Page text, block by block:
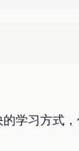
学习方式